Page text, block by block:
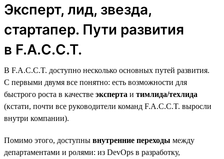
Эксперт, лид, звезда,
стартапер. Пути развития
в F.A.C.C.T.
В F.A.C.C.T. доступно несколько основных путей развития.
С первыми двумя все понятно: есть возможности для
быстрого роста в качестве эксперта и тимлида/техлида
(кстати, почти все руководители команд F.A.C.C.T. выросли
внутри компании).
Помимо этого, доступны внутренние переходы между
департаментами и ролями: из DevOps в разработку,